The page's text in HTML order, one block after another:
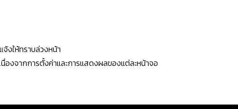
งให้ทราบล่วงหน้า
องจากการตั้งค่าและการแสดงผลของแต่ละหน้าจอ